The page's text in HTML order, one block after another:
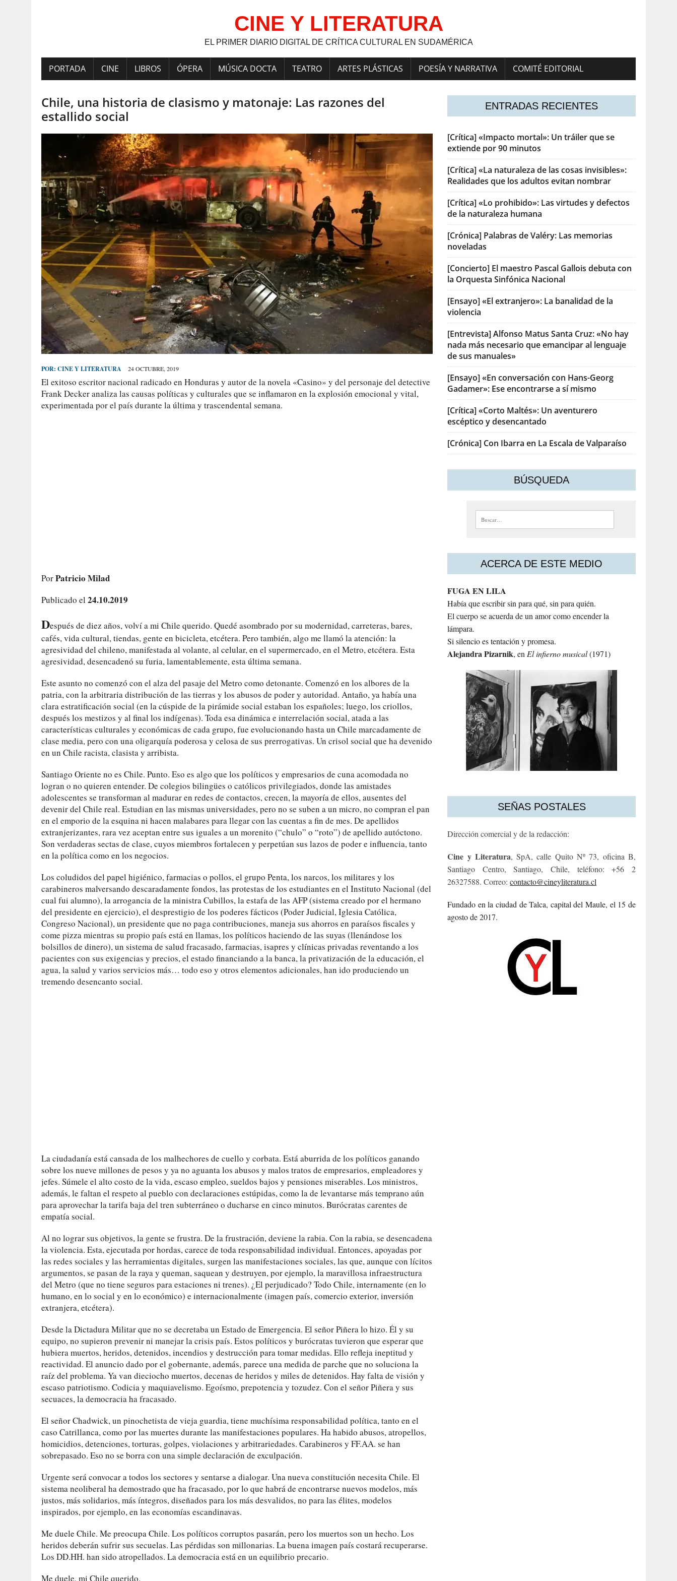
CINE Y LITERATURA
EL PRIMER DIARIO DIGITAL DE CRÍTICA CULTURAL EN SUDAMÉRICA
PORTADA CINE LIBROS ÓPERA MÚSICA DOCTA TEATRO ARTES PLÁSTICAS POESÍA Y NARRATIVA COMITÉ EDITORIAL
Chile, una historia de clasismo y matonaje: Las razones del
estallido social
POR: CINE Y LITERATURA 24 OCTUBRE, 2019
El exitoso escritor nacional radicado en Honduras y autor de la novela «Casino» y del personaje del detective
Frank Decker analiza las causas políticas y culturales que se inflamaron en la explosión emocional y vital,
experimentada por el país durante la última y trascendental semana.
PorPatricio Milad
Publicado el 24.10.2019
Después de diez años, volví a mi Chile querido. Quedé asombrado por su modernidad, carreteras, bares,
cafés, vida cultural, tiendas, gente en bicicleta, etcétera. Pero también, algo me llamó la atención: la
agresividad del chileno, manifestada al volante, al celular, en el supermercado, en el Metro, etcétera. Esta
agresividad, desencadenó su furia, lamentablemente, esta última semana.
Este asunto no comenzó con el alza del pasaje del Metro como detonante. Comenzó en los albores de la
patria, con la arbitraria distribución de las tierras y los abusos de poder y autoridad. Antaño, ya había una
clara estratificación social (en la cúspide de la pirámide social estaban los españoles; luego, los criollos,
después los mestizos y al final los indígenas). Toda esa dinámica e interrelación social, atada a las
características culturales y económicas de cada grupo, fue evolucionando hasta un Chile marcadamente de
clase media, pero con una oligarquía poderosa y celosa de sus prerrogativas. Un crisol social que ha devenido
en un Chile racista, clasista y arribista.
Santiago Oriente no es Chile. Punto. Eso es algo que los políticos y empresarios de cuna acomodada no
logran o no quieren entender. De colegios bilingües o católicos privilegiados, donde las amistades
adolescentes se transforman al madurar en redes de contactos, crecen, la mayoría de ellos, ausentes del
devenir del Chile real. Estudian en las mismas universidades, pero no se suben a un micro, no compran el pan
en el emporio de la esquina ni hacen malabares para llegar con las cuentas a fin de mes. De apellidos
extranjerizantes, rara vez aceptan entre sus iguales a un morenito (“chulo” o “roto”) de apellido autóctono.
Son verdaderas sectas de clase, cuyos miembros fortalecen y perpetúan sus lazos de poder e influencia, tanto
en la política como en los negocios.
Los coludidos del papel higiénico, farmacias o pollos, el grupo Penta, los narcos, los militares y los
carabineros malversando descaradamente fondos, las protestas de los estudiantes en el Instituto Nacional (del
cual fui alumno), la arrogancia de la ministra Cubillos, la estafa de las AFP (sistema creado por el hermano
del presidente en ejercicio), el desprestigio de los poderes fácticos (Poder Judicial, Iglesia Católica,
Congreso Nacional), un presidente que no paga contribuciones, maneja sus ahorros en paraísos fiscales y
come pizza mientras su propio país está en llamas, los políticos haciendo de las suyas (llenándose los
bolsillos de dinero), un sistema de salud fracasado, farmacias, isapres y clínicas privadas reventando a los
pacientes con sus exigencias y precios, el estado financiando a la banca, la privatización de la educación, el
agua, la salud y varios servicios más… todo eso y otros elementos adicionales, han ido produciendo un
tremendo desencanto social.
La ciudadanía está cansada de los malhechores de cuello y corbata. Está aburrida de los políticos ganando
sobre los nueve millones de pesos y ya no aguanta los abusos y malos tratos de empresarios, empleadores y
jefes. Súmele el alto costo de la vida, escaso empleo, sueldos bajos y pensiones miserables. Los ministros,
además, le faltan el respeto al pueblo con declaraciones estúpidas, como la de levantarse más temprano aún
para aprovechar la tarifa baja del tren subterráneo o ducharse en cinco minutos. Burócratas carentes de
empatía social.
Al no lograr sus objetivos, la gente se frustra. De la frustración, deviene la rabia. Con la rabia, se desencadena
la violencia. Esta, ejecutada por hordas, carece de toda responsabilidad individual. Entonces, apoyadas por
las redes sociales y las herramientas digitales, surgen las manifestaciones sociales, las que, aunque con lícitos
argumentos, se pasan de la raya y queman, saquean y destruyen, por ejemplo, la maravillosa infraestructura
del Metro (que no tiene seguros para estaciones ni trenes). ¿El perjudicado? Todo Chile, internamente (en lo
humano, en lo social y en lo económico) e internacionalmente (imagen país, comercio exterior, inversión
extranjera, etcétera).
Desde la Dictadura Militar que no se decretaba un Estado de Emergencia. El señor Piñera lo hizo. Él y su
equipo, no supieron prevenir ni manejar la crisis país. Estos políticos y burócratas tuvieron que esperar que
hubiera muertos, heridos, detenidos, incendios y destrucción para tomar medidas. Ello refleja ineptitud y
reactividad. El anuncio dado por el gobernante, además, parece una medida de parche que no soluciona la
raíz del problema. Ya van dieciocho muertos, decenas de heridos y miles de detenidos. Hay falta de visión y
escaso patriotismo. Codicia y maquiavelismo. Egoísmo, prepotencia y tozudez. Con el señor Piñera y sus
secuaces, la democracia ha fracasado.
El señor Chadwick, un pinochetista de vieja guardia, tiene muchísima responsabilidad política, tanto en el
caso Catrillanca, como por las muertes durante las manifestaciones populares. Ha habido abusos, atropellos,
homicidios, detenciones, torturas, golpes, violaciones y arbitrariedades. Carabineros y FF.AA. se han
sobrepasado. Eso no se borra con una simple declaración de exculpación.
Urgente será convocar a todos los sectores y sentarse a dialogar. Una nueva constitución necesita Chile. El
sistema neoliberal ha demostrado que ha fracasado, por lo que habrá de encontrarse nuevos modelos, más
justos, más solidarios, más íntegros, diseñados para los más desvalidos, no para las élites, modelos
inspirados, por ejemplo, en las economías escandinavas.
Me duele Chile. Me preocupa Chile. Los políticos corruptos pasarán, pero los muertos son un hecho. Los
heridos deberán sufrir sus secuelas. Las pérdidas son millonarias. La buena imagen país costará recuperarse.
Los DD.HH. han sido atropellados. La democracia está en un equilibrio precario.
Me duele, mi Chile querido.
ENTRADAS RECIENTES
[Crítica] «Impacto mortal»: Un tráiler que se
extiende por 90 minutos
[Crítica] «La naturaleza de las cosas invisibles»:
Realidades que los adultos evitan nombrar
[Crítica] «Lo prohibido»: Las virtudes y defectos
de la naturaleza humana
[Crónica] Palabras de Valéry: Las memorias
noveladas
[Concierto] El maestro Pascal Gallois debuta con
la Orquesta Sinfónica Nacional
[Ensayo] «El extranjero»: La banalidad de la
violencia
[Entrevista] Alfonso Matus Santa Cruz: «No hay
nada más necesario que emancipar al lenguaje
de sus manuales»
[Ensayo] «En conversación con Hans-Georg
Gadamer»: Ese encontrarse a sí mismo
[Crítica] «Corto Maltés»: Un aventurero
escéptico y desencantado
[Crónica] Con Ibarra en La Escala de Valparaíso
BÚSQUEDA
Buscar:
ACERCA DE ESTE MEDIO
FUGA EN LILA
Había que escribir sin para qué, sin para quién.
El cuerpo se acuerda de un amor como encender la
lámpara.
Si silencio es tentación y promesa.
AlejandraPizarnik, enEl infierno musical(1971)
SEÑAS POSTALES
Dirección comercial y de la redacción:
Cine y Literatura, SpA, calle Quito Nº 73, oficina B,
Santiago Centro, Santiago, Chile, teléfono: +56 2
26327588. Correo:contacto@cineyliteratura.cl
Fundado en la ciudad de Talca, capital del Maule, el 15 de
agosto de 2017.